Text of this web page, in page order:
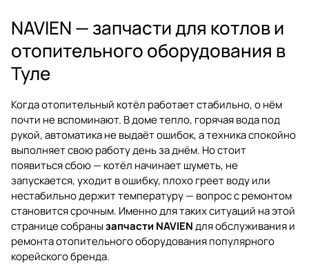
NAVIEN — запчасти для котлов и
отопительного оборудования в
Туле
Когда отопительный котёл работает стабильно, о нём
почти не вспоминают. В доме тепло, горячая вода под
рукой, автоматика не выдаёт ошибок, а техника спокойно
выполняет свою работу день за днём. Но стоит
появиться сбою — котёл начинает шуметь, не
запускается, уходит в ошибку, плохо греет воду или
нестабильно держит температуру — вопрос с ремонтом
становится срочным. Именно для таких ситуаций на этой
странице собранызапчасти NAVIENдля обслуживания и
ремонта отопительного оборудования популярного
корейского бренда.